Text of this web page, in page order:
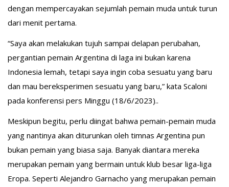
dengan mempercayakan sejumlah pemain muda untuk turun
dari menit pertama.
“Saya akan melakukan tujuh sampai delapan perubahan,
pergantian pemain Argentina di laga ini bukan karena
Indonesia lemah, tetapi saya ingin coba sesuatu yang baru
dan mau bereksperimen sesuatu yang baru,” kata Scaloni
pada konferensi pers Minggu (18/6/2023)..
Meskipun begitu, perlu diingat bahwa pemain-pemain muda
yang nantinya akan diturunkan oleh timnas Argentina pun
bukan pemain yang biasa saja. Banyak diantara mereka
merupakan pemain yang bermain untuk klub besar liga-liga
Eropa. Seperti Alejandro Garnacho yang merupakan pemain